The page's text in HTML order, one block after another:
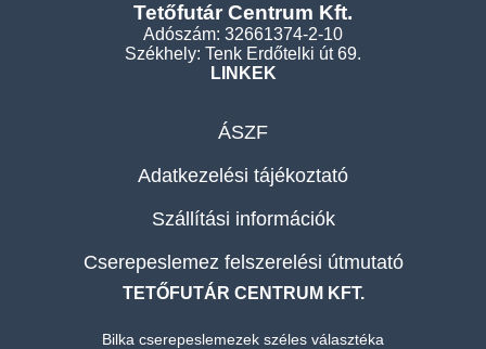
Tetőfutár Centrum Kft.
Adószám: 32661374-2-10
Székhely: Tenk Erdőtelki út 69.
LINKEK
ÁSZF
Adatkezelési tájékoztató
Szállítási információk
Cserepeslemez felszerelési útmutató
TETŐFUTÁR CENTRUM KFT.
Bilka cserepeslemezek széles választéka